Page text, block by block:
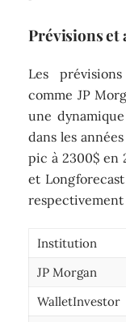
Prévisions et
Les
comme JP
une
dans les
pic à 2300$ en
et
respectivement
Institution
JP Morgan
WalletInvestor